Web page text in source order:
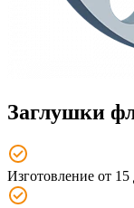
Заглушки
Изготовление от 15